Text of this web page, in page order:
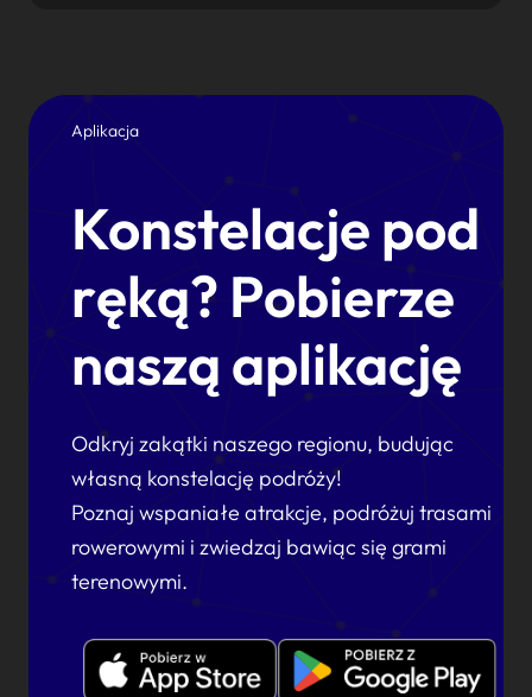
Aplikacja
Konstelacje pod
ręką? Pobierze
naszą aplikację
Odkryj zakątki naszego regionu, budując
własną konstelację podróży!
Poznaj wspaniałe atrakcje, podróżuj trasami
rowerowymi i zwiedzaj bawiąc się grami
terenowymi.